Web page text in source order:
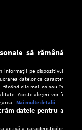
smartphone:
să rămână
informații pe dispozitivul
datelor cu caracter
făcând clic mai jos sau în
Aceste alegeri vor fi
Mai multe detalii
datele pentru a
activă a caracteristicilor